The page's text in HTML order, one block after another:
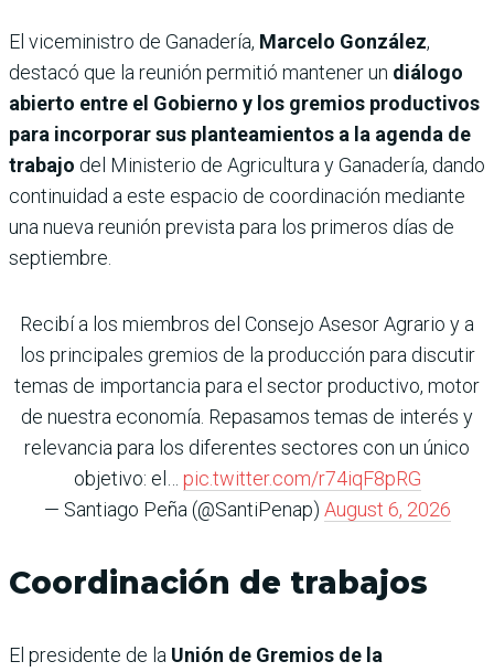
El viceministro de Ganadería, Marcelo González,
destacó que la reunión permitió mantener un diálogo
abierto entre el Gobierno y los gremios productivos
para incorporar sus planteamientos a la agenda de
trabajo del Ministerio de Agricultura y Ganadería, dando
continuidad a este espacio de coordinación mediante
una nueva reunión prevista para los primeros días de
septiembre.
Recibí a los miembros del Consejo Asesor Agrario y a
los principales gremios de la producción para discutir
temas de importancia para el sector productivo, motor
de nuestra economía. Repasamos temas de interés y
relevancia para los diferentes sectores con un único
objetivo: el… pic.twitter.com/r74iqF8pRG
— Santiago Peña (@SantiPenap) August 6, 2026
Coordinación de trabajos
El presidente de la Unión de Gremios de la